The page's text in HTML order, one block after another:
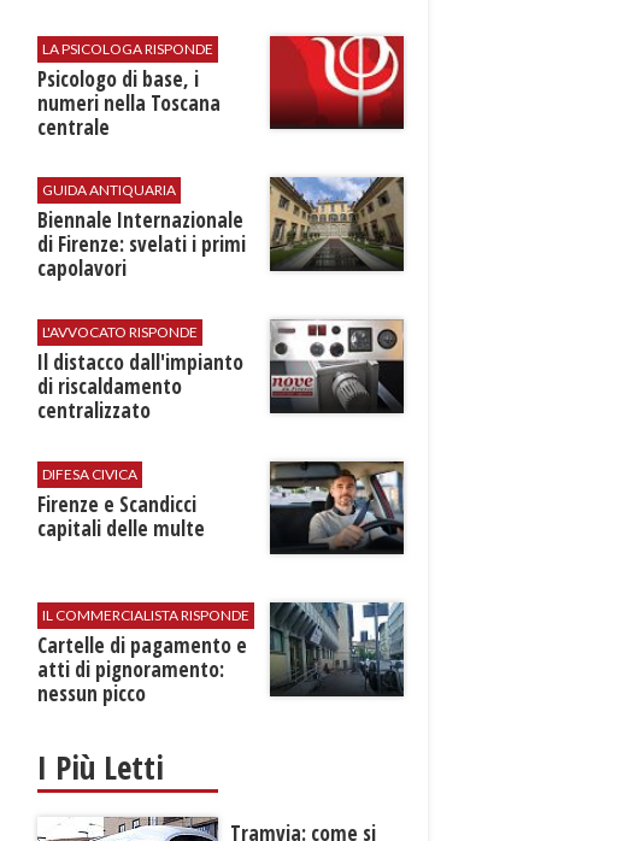
LA PSICOLOGA RISPONDE
Psicologo di base, i
numeri nella Toscana
centrale
GUIDA ANTIQUARIA
Biennale Internazionale
di Firenze: svelati i primi
capolavori
L'AVVOCATO RISPONDE
Il distacco dall'impianto
di riscaldamento
centralizzato
DIFESA CIVICA
Firenze e Scandicci
capitali delle multe
IL COMMERCIALISTA RISPONDE
Cartelle di pagamento e
atti di pignoramento:
nessun picco
I Più Letti
Tramvia: come si